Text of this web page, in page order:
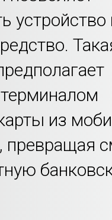
устройство
из
превращая